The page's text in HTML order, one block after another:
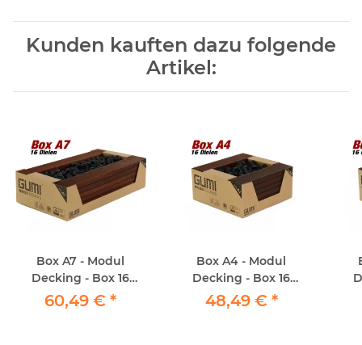
Kunden kauften dazu folgende
Artikel:
Box A7 - Modul
Decking - Box 16
Dielen
60,49 € *
Box A4 - Modul
Decking - Box 16
Dielen
48,49 € *